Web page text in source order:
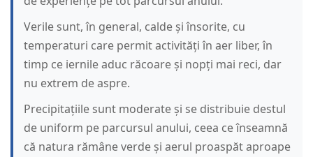
Verile sunt, în general, calde și însorite, cu
temperaturi care permit activități în aer liber, în
timp ce iernile aduc răcoare și nopți mai reci, dar
nu extrem de aspre.
Precipitațiile sunt moderate și se distribuie destul
de uniform pe parcursul anului, ceea ce înseamnă
că natura rămâne verde și aerul proaspăt aproape